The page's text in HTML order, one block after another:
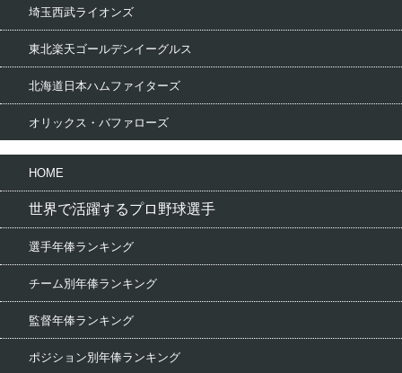
埼玉西武ライオンズ
東北楽天ゴールデンイーグルス
北海道日本ハムファイターズ
オリックス・バファローズ
HOME
世界で活躍するプロ野球選手
選手年俸ランキング
チーム別年俸ランキング
監督年俸ランキング
ポジション別年俸ランキング